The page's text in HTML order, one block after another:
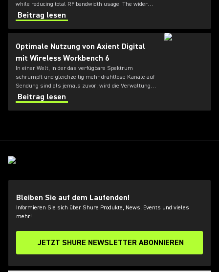
while reducing total RF bandwidth usage. The wider
tuning range of the ADX series also allows more
microphones to be deployed simultaneously — offering
greater flexibility for future productions.
Beitrag lesen
Optimale Nutzung von Axient Digital
mit Wireless Workbench 6
In einer Welt, in der das verfügbare Spektrum
schrumpft und gleichzeitig mehr drahtlose Kanäle auf
Sendung sind als jemals zuvor, wird die Verwaltung
von Hochfrequenzbereichen (HF) für Toningenieure
immer schwieriger.
Beitrag lesen
Bleiben Sie auf dem Laufenden!
Informieren Sie sich über Shure Produkte, News, Events und vieles
mehr!
JETZT SHURE NEWSLETTER ABONNIEREN